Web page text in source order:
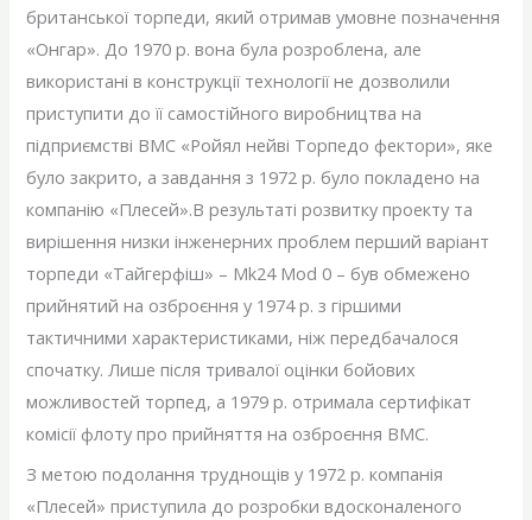
британської торпеди, який отримав умовне позначення
«Онгар». До 1970 р. вона була розроблена, але
використані в конструкції технології не дозволили
приступити до її самостійного виробництва на
підприємстві ВМС «Ройял нейві Торпедо фектори», яке
було закрито, а завдання з 1972 р. було покладено на
компанію «Плесей».В результаті розвитку проекту та
вирішення низки інженерних проблем перший варіант
торпеди «Тайгерфіш» – Mk24 Mod 0 – був обмежено
прийнятий на озброєння у 1974 р. з гіршими
тактичними характеристиками, ніж передбачалося
спочатку. Лише після тривалої оцінки бойових
можливостей торпед, а 1979 р. отримала сертифікат
комісії флоту про прийняття на озброєння ВМС.
З метою подолання труднощів у 1972 р. компанія
«Плесей» приступила до розробки вдосконаленого